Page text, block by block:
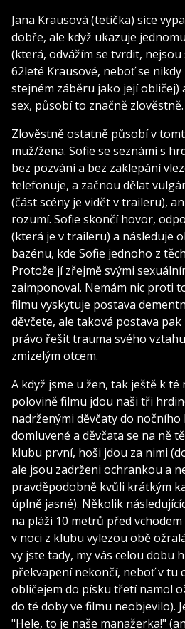
Jana Krausová (tetička) sice
dobře, ale když ukazuje
(která, odvážím se tvrdit,
62leté Krausové, neboť se
stejném záběru jako její obličej)
sex, působí to značně zlověstně.
Zlověstně ostatně působí v
muž/žena. Sofie se seznámí s
bez pozvání a bez zaklepání
telefonuje, a začnou dělat
(část scény je vidět v traileru),
rozumí. Sofie skončí hovor,
(která je v traileru) a následuje
bazénu, kde Sofie jednoho z
Protože jí zřejmě svými
zaimponoval. Nemám nic proti
filmu vyskytuje postava
děvčete, ale taková postava
právo řešit trauma svého
zmizelým otcem.
A když jsme u žen, tak ještě k té
polovině filmu jdou naši tři
nadrženými děvčaty do
domluvené a děvčata se na ně
klubu první, hoši jdou za nimi
ale jsou zadrženi ochrankou a
pravděpodobně kvůli krátkým
úplně jasné). Několik
na pláži 10 metrů před
v noci z klubu vylezou obě
vy jste tady, my vás celou dobu
překvapení nekončí, neboť v tu
obličejem do písku třetí namol
do té doby ve filmu neobjevilo).
"Hele, to je naše manažerka!"